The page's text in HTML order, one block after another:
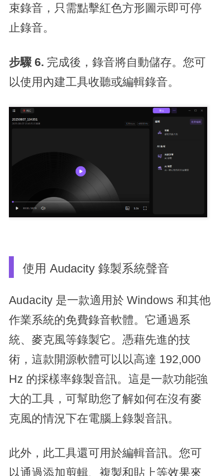
束錄音，只需點擊紅色方形圖示即可停
止錄音。
步驟 6. 完成後，錄音將自動儲存。您可
以使用內建工具收聽或編輯錄音。
使用 Audacity 錄製系統聲音
Audacity 是一款適用於 Windows 和其他
作業系統的免費錄音軟體。它通過系
統、麥克風等錄製它。憑藉先進的技
術，這款開源軟體可以以高達 192,000
Hz 的採樣率錄製音訊。這是一款功能強
大的工具，可幫助您了解如何在沒有麥
克風的情況下在電腦上錄製音訊。
此外，此工具還可用於編輯音訊。您可
以通過添加剪輯、複製和貼上等效果來